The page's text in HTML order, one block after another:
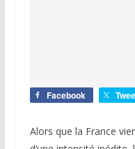
Facebook
Alors que la France